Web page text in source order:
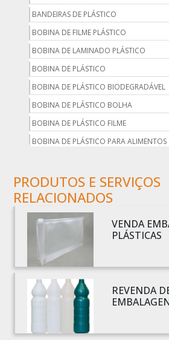
BANDEIRAS DE PLÁSTICO
BOBINA DE FILME PLÁSTICO
BOBINA DE LAMINADO PLÁSTICO
BOBINA DE PLÁSTICO
BOBINA DE PLÁSTICO BIODEGRADÁVEL
BOBINA DE PLÁSTICO BOLHA
BOBINA DE PLÁSTICO FILME
BOBINA DE PLÁSTICO PARA ALIMENTOS
BOBINA DE PLÁSTICO PRETO
BOBINA DE PLÁSTICO TRANSPARENTE
BOBINA DE SACO PLÁSTICO
BOBINA PLÁSTICA
BOBINA PLÁSTICA PARA ESTUFA
BOBINA PLÁSTICO
BOBINA PLÁSTICO BOLHA
BOBINA PLÁSTICO FILME
BOBINA PLÁSTICO SHRINK
PRODUTOS E SERVIÇOS
RELACIONADOS
VENDA
PLÁSTICAS
REVENDA